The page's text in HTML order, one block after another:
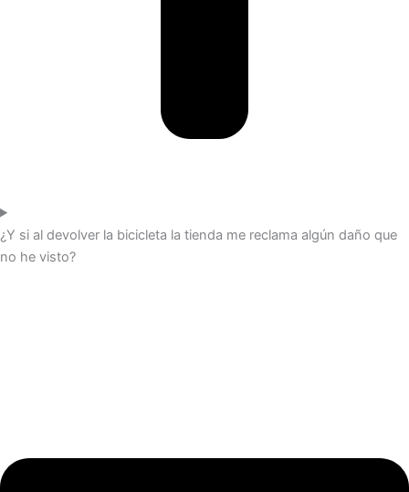
¿Y si al devolver la bicicleta la tienda me reclama algún daño que
no he visto?